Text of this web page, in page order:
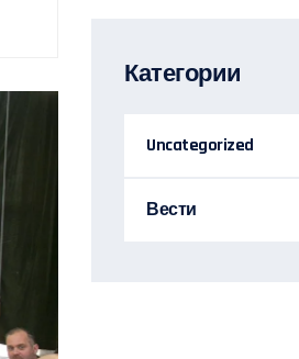
Категории
Uncategorized
Вести